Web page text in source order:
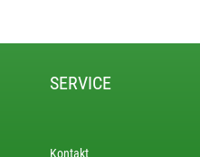
SERVICE
Kontakt